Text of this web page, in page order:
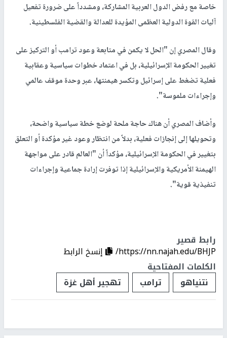
خاصة مع رفض الدول العربية المشاركة، ومشدداً على ضرورة تفعيل
آليات القوة الدولية العظمى المؤيدة للعدالة والقضية الفلسطينية.
وقال المصري إن "الحل لا يكمن في متابعة وعود ترامب أو التركيز على
تغيير الحكومة الإسرائيلية، بل في اعتماد خطوات سياسية وعقابية
فعلية تضغط على إسرائيل وتكسر هيمنتها، عبر وحدة موقف عالمي
وإجراءات ملموسة".
وأضاف المصري أن هناك حاجة ملحة لوضع خطة سياسية واضحة،
وتحويلها إلى إنجازات فعلية، بدلاً من انتظار وعود غير مؤكدة أو التعلق
بتغيير في الحكومة الإسرائيلية، مؤكداً أن "العالم قادر على مواجهة
الهيمنة الأمريكية والإسرائيلية إذا توفرت إرادة جماعية وإجراءات
تنفيذية قوية".
رابط قصير
https://nn.najah.edu/BHJP/
إنسخ الرابط
الكلمات المفتاحية
نتنياهو
ترامب تهجير أهل غزة